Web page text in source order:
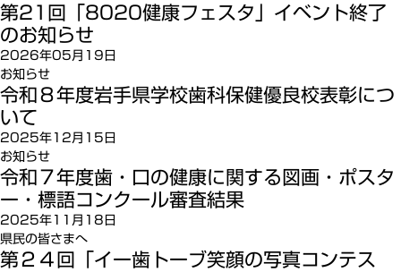
第21回「8020健康フェスタ」イベント終了
のお知らせ
2026年05月19日
お知らせ
令和８年度岩手県学校歯科保健優良校表彰につ
いて
2025年12月15日
お知らせ
令和７年度歯・口の健康に関する図画・ポスタ
ー・標語コンクール審査結果
2025年11月18日
県民の皆さまへ
第２４回「イー歯トーブ笑顔の写真コンテス